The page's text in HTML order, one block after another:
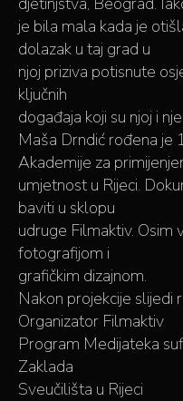
je bila mala kada je
dolazak u taj grad u
njoj priziva potisnute
ključnih
događaja koji su njoj i
Maša Drndić rođena je
Akademije za
umjetnost u Rijeci.
baviti u sklopu
udruge Filmaktiv. Osim
fotografijom i
grafičkim dizajnom.
Nakon projekcije slijedi
Organizator Filmaktiv
Program Medijateka
Zaklada
Sveučilišta u Rijeci